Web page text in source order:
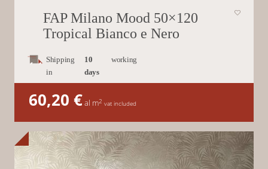
FAP Milano Mood 50×120
Tropical Bianco e Nero
Shipping
in
10
days
working
60,20 €al m2 vat included